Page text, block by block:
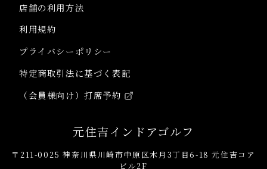
店舗の利用方法
利用規約
プライバシーポリシー
特定商取引法に基づく表記
（会員様向け）打席予約
元住吉インドアゴルフ
〒211-0025 神奈川県川崎市中原区木月3丁目6-18 元住吉コア
ビル2F